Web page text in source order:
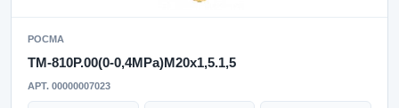
РОСМА
ТМ-810Р.00(0-0,4MPa)M20x1,5.1,5
АРТ. 00000007023